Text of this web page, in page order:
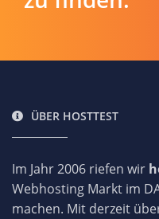
ÜBER HOSTTEST
Im Jahr 2006 riefen wir
Webhosting Markt im
machen. Mit derzeit